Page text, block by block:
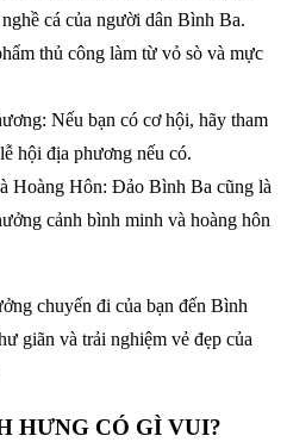
cá của người dân Bình Ba.
thủ công làm từ vỏ sò và mực
Nếu bạn có cơ hội, hãy tham
hội địa phương nếu có.
Hoàng Hôn: Đảo Bình Ba cũng là
cảnh bình minh và hoàng hôn
chuyến đi của bạn đến Bình
giãn và trải nghiệm vẻ đẹp của
HƯNG CÓ GÌ VUI?